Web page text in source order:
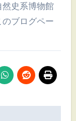
史系博物館
ブログペー